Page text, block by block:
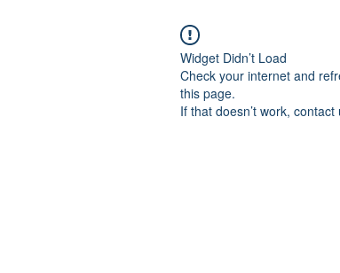
Widget Didn’t Load
Check your internet and
this page.
If that doesn’t work, contact